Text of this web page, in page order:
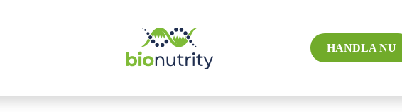
HANDLA NU